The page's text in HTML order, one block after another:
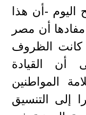
-أن هذا
مفادها أن مصر
كانت الظروف
أن القيادة
المواطنين
إلى التنسيق